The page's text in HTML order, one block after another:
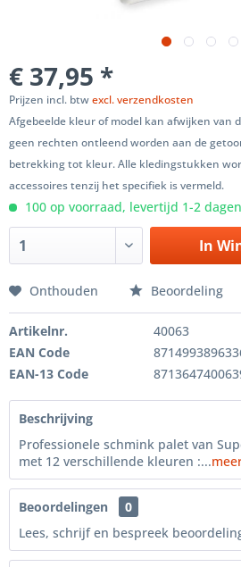
€ 37,95 *
Prijzen incl. btwexcl. verzendkosten
Afgebeelde kleur of model kan afwijken van
geen rechten ontleend worden aan de
betrekking tot kleur. Alle kledingstukken
accessoires tenzij het specifiek is vermeld.
100 op voorraad, levertijd 1-2 dagen
In
Onthouden Beoordeling
Artikelnr.
40063
EAN Code
EAN-13 Code
Beschrijving
Professionele schmink palet van
met 12 verschillende kleuren :...
Beoordelingen
0
Lees, schrijf en bespreek